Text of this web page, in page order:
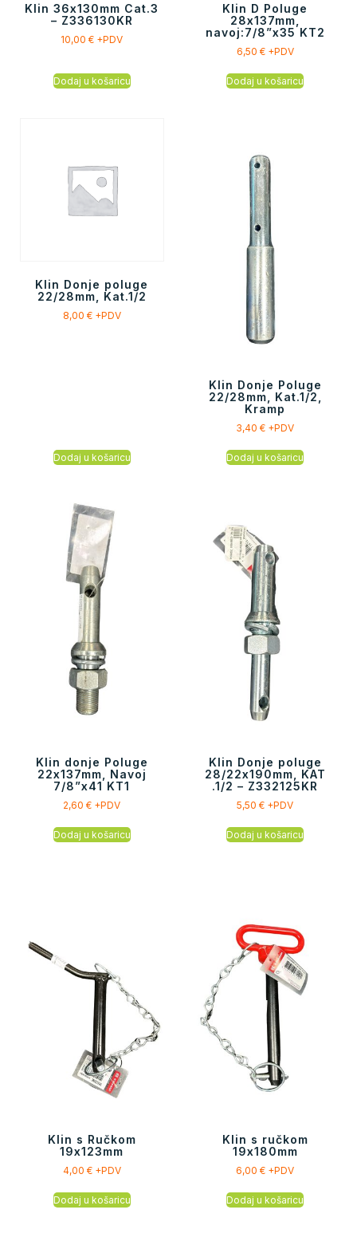
Klin 36x130mm Cat.3
– Z336130KR
10,00€ +PDV
Dodaj u košaricu
Klin D Poluge
28x137mm,
navoj:7/8”x35 KT2
6,50 €+PDV
Dodaj u košaricu
Klin Donje poluge
22/28mm, Kat.1/2
8,00 €+PDV
Dodaj u košaricu
Klin Donje Poluge
22/28mm, Kat.1/2,
Kramp
3,40€ +PDV
Dodaj u košaricu
Klin donje Poluge
22x137mm, Navoj
7/8”x41 KT1
2,60€ +PDV
Dodaj u košaricu
Klin Donje poluge
28/22x190mm, KAT
.1/2 – Z332125KR
5,50€ +PDV
Dodaj u košaricu
Klin s Ručkom
19x123mm
4,00 €+PDV
Dodaj u košaricu
Klin s ručkom
19x180mm
6,00€ +PDV
Dodaj u košaricu